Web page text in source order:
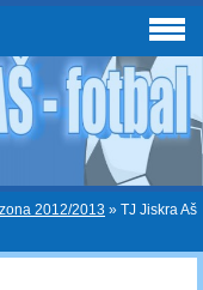
2012/2013 » TJ Jiskra Aš